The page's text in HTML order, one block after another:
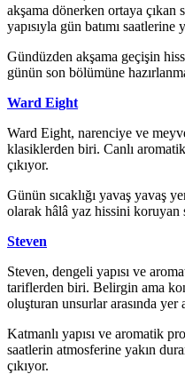
akşama dönerken ortaya çıkan
yapısıyla gün batımı saatlerine
Gündüzden akşama geçişin
günün son bölümüne
Ward Eight
Ward Eight, narenciye ve
klasiklerden biri. Canlı
çıkıyor.
Günün sıcaklığı yavaş yavaş
olarak hâlâ yaz hissini koruyan
Steven
Steven, dengeli yapısı ve
tariflerden biri. Belirgin ama
oluşturan unsurlar arasında yer
Katmanlı yapısı ve aromatik
saatlerin atmosferine yakın
çıkıyor.